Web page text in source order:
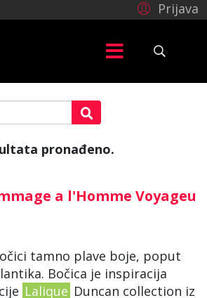
Prijava
pronađeno.
a l'Homme Voyageu
tamno plave boje, poput
Bočica je inspiracija
Lalique Duncan collection iz